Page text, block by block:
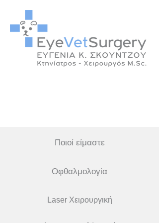
Ποιοί είμαστε
Οφθαλμολογία
Laser Χειρουργική